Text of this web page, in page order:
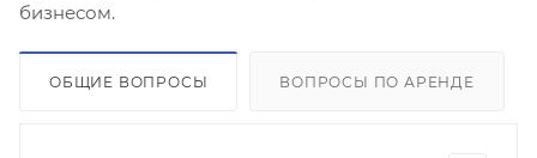
бизнесом.
ОБЩИЕ ВОПРОСЫ ВОПРОСЫ ПО АРЕНДЕ